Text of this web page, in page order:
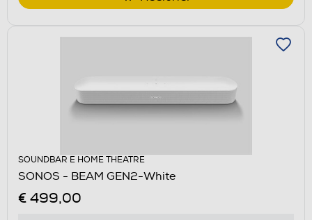
SOUNDBAR E HOME THEATRE
SONOS - BEAM GEN2-White
€ 499,00